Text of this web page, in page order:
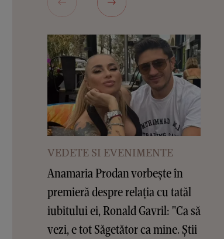
VEDETE SI EVENIMENTE
Anamaria Prodan vorbește în
premieră despre relația cu tatăl
iubitului ei, Ronald Gavril: "Ca să
vezi, e tot Săgetător ca mine. Știi